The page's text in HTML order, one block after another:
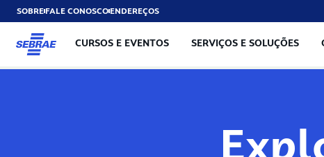
SOBREFALE CONOSCOENDEREÇOS
CURSOS E EVENTOS SERVIÇOS E SOLUÇÕES